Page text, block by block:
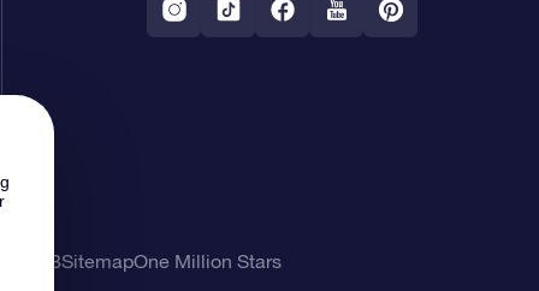
AGBSitemapOne Million Stars